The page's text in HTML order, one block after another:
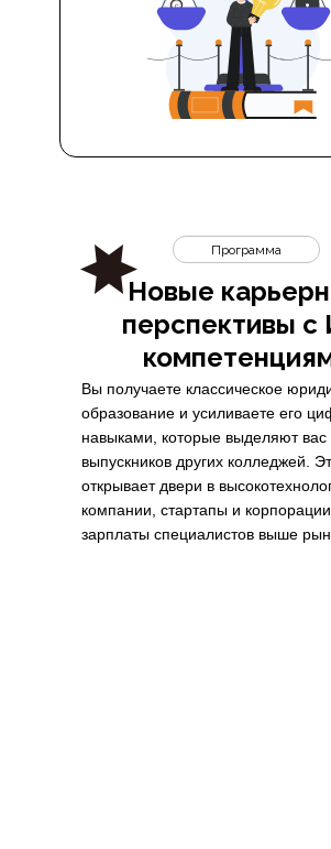
Новые
перспективы с
Программа
Вы получаете классическое
образование и усиливаете его
навыками, которые выделяют вас
выпускников других колледжей.
открывает двери в
компании, стартапы и
зарплаты специалистов выше